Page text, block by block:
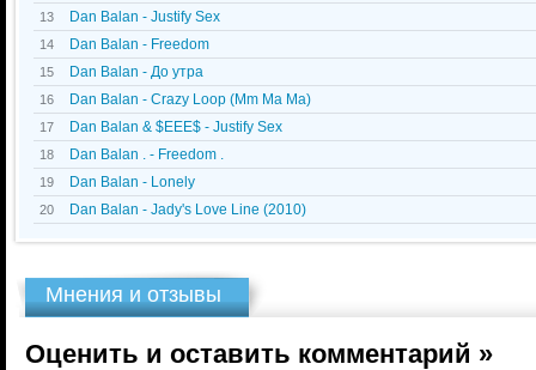
13 Dan Balan - Justify Sex
14 Dan Balan - Freedom
15 Dan Balan - До утра
16 Dan Balan - Crazy Loop (Mm Ma Ma)
17 Dan Balan & $EEE$ - Justify Sex
18 Dan Balan . - Freedom .
19 Dan Balan - Lonely
20 Dan Balan - Jady's Love Line (2010)
Мнения и отзывы
Оценить и оставить комментарий »